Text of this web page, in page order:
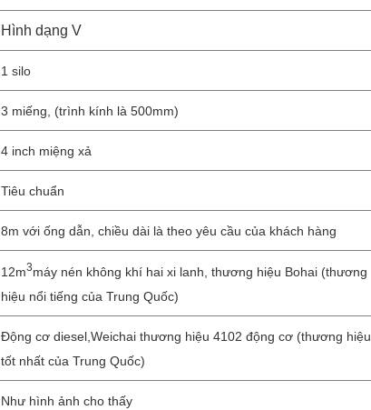
Hình dạng V
1 silo
3 miếng, (trình kính là 500mm)
4 inch miệng xả
Tiêu chuẩn
8m với ống dẫn, chiều dài là theo yêu cầu của khách hàng
12m3máy nén không khí hai xi lanh, thương hiệu Bohai (thương
hiệu nổi tiếng của Trung Quốc)
Động cơ diesel,Weichai thương hiệu 4102 động cơ (thương hiệu
tốt nhất của Trung Quốc)
Như hình ảnh cho thấy